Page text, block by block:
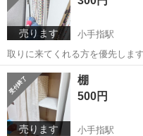
売ります 小手指駅
埼玉 所沢市
売ります
棚
500円
小手指駅